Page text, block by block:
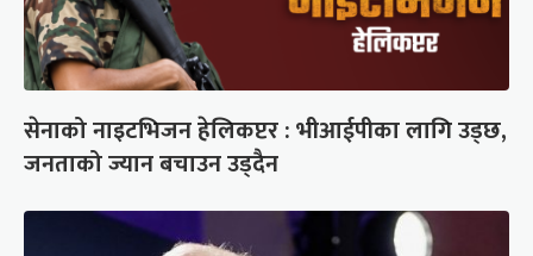
सेनाको नाइटभिजन हेलिकप्टर : भीआईपीका लागि उड्छ,
जनताको ज्यान बचाउन उड्दैन